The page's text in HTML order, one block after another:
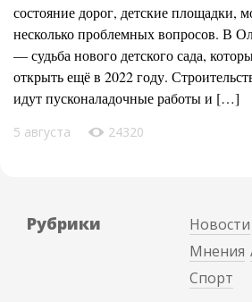
состояние дорог, детские площадки,
несколько проблемных вопросов. В
— судьба нового детского сада,
открыть ещё в 2022 году.
идут пусконаладочные работы и […]
5 августа 24320
Рубрики Новости
Мнения
Спорт